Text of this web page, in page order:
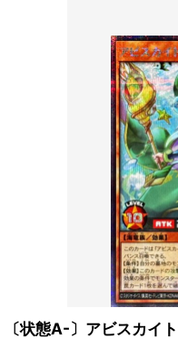
〔状態A-〕アビスカイ